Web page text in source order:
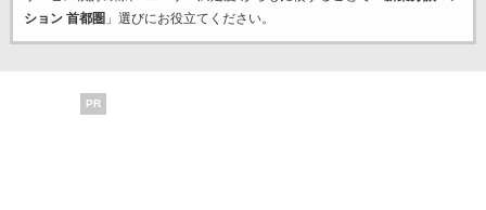
ション 首都圏 」選びにお役立てください。
PR